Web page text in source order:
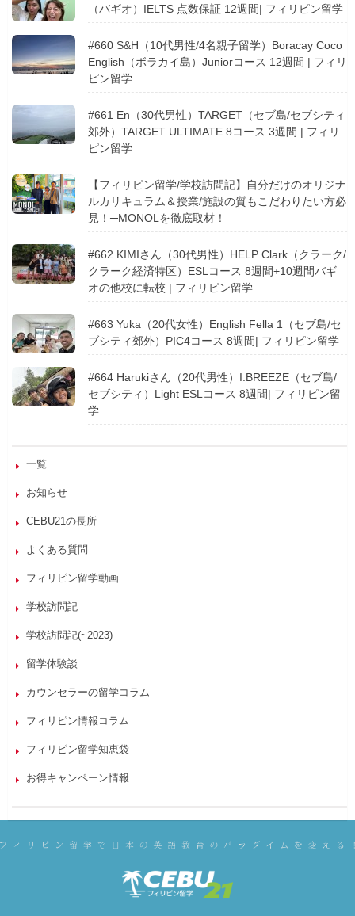
（バギオ）IELTS 点数保証 12週間| フィリピン留学
#660 S&H（10代男性/4名親子留学）Boracay Coco
English（ボラカイ島）Juniorコース 12週間 | フィリ
ピン留学
#661 En（30代男性）TARGET（セブ島/セブシティ
郊外）TARGET ULTIMATE 8コース 3週間 | フィリ
ピン留学
【フィリピン留学/学校訪問記】自分だけのオリジナ
ルカリキュラム＆授業/施設の質もこだわりたい方必
見！─MONOLを徹底取材！
#662 KIMIさん（30代男性）HELP Clark（クラーク/
クラーク経済特区）ESLコース 8週間+10週間バギ
オの他校に転校 | フィリピン留学
#663 Yuka（20代女性）English Fella 1（セブ島/セ
ブシティ郊外）PIC4コース 8週間| フィリピン留学
#664 Harukiさん（20代男性）I.BREEZE（セブ島/
セブシティ）Light ESLコース 8週間| フィリピン留
学
一覧
お知らせ
CEBU21の長所
よくある質問
フィリピン留学動画
学校訪問記
学校訪問記(~2023)
留学体験談
カウンセラーの留学コラム
フィリピン情報コラム
フィリピン留学知恵袋
お得キャンペーン情報